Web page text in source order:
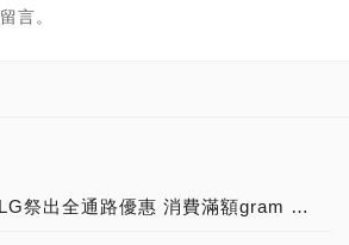
言。
樂迎金兔享盛禮！LG祭出全通路優惠 消費滿額gram 筆電帶回家，揪友加入LINE官方帳號購物金直接送 官方線上商城再推獨家優惠 最高享91折